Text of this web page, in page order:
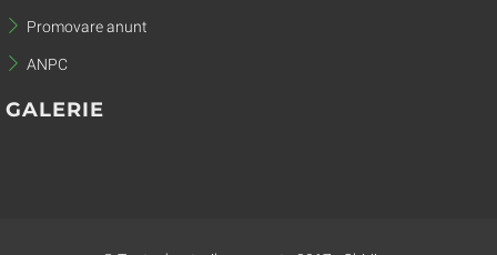
Promovare anunt
ANPC
GALERIE